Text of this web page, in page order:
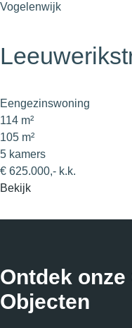
Vogelenwijk
Eengezinswoning
114 m²
105 m²
5 kamers
€ 625.000,- k.k.
Bekijk
Ontdek
Objecten